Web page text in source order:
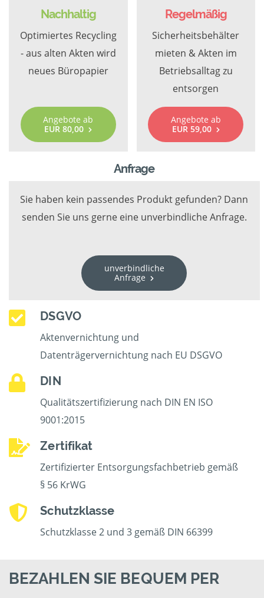
Nachhaltig
Optimiertes Recycling
- aus alten Akten wird
neues Büropapier
Angebote ab
EUR 80,00
Regelmäßig
Sicherheitsbehälter
mieten & Akten im
Betriebsalltag zu
entsorgen
Angebote ab
EUR 59,00
Anfrage
Sie haben kein passendes Produkt gefunden? Dann
senden Sie uns gerne eine unverbindliche Anfrage.
unverbindliche
Anfrage
DSGVO
Aktenvernichtung und
Datenträgervernichtung nach EU DSGVO
DIN
Qualitätszertifizierung nach DIN EN ISO
9001:2015
Zertifikat
Zertifizierter Entsorgungsfachbetrieb gemäß
§ 56 KrWG
Schutzklasse
Schutzklasse 2 und 3 gemäß DIN 66399
BEZAHLEN SIE BEQUEM PER